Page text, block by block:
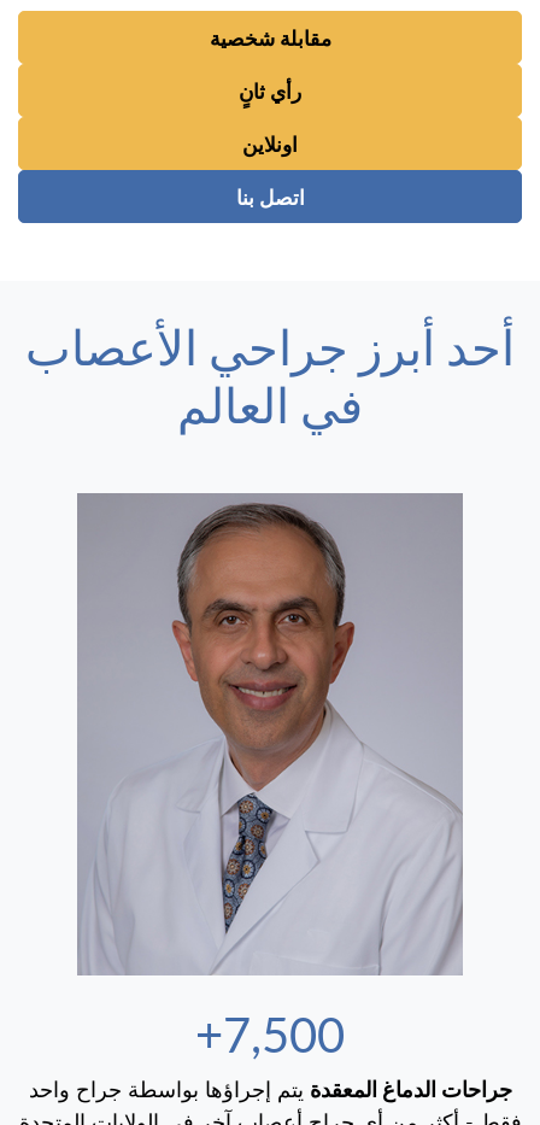
مقابلة شخصية
رأي ثانٍ
اونلاين
اتصل بنا
أحد أبرز جراحي الأعصاب
في العالم
7,500+
جراحات الدماغ المعقدة يتم إجراؤها بواسطة جراح واحد